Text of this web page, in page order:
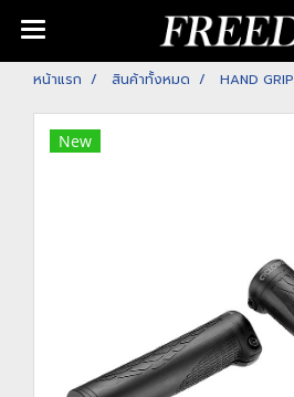
หน้าแรก สินค้าทั้งหมด HAND GRIP
New